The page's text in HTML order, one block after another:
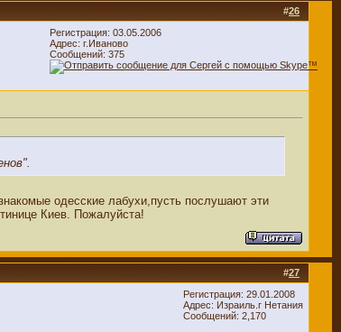
#26
Регистрация: 03.05.2006
Адрес: г.Иваново
Сообщений: 375
одесские лабухи,пусть послушают эти
Киев. Пожалуйста!
#27
Регистрация: 29.01.2008
Адрес: Израиль.г Нетания
Сообщений: 2,170